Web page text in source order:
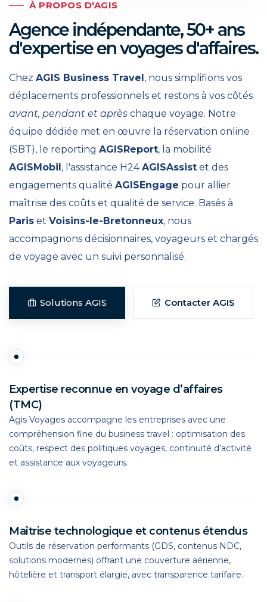
À PROPOS D'AGIS
Agence indépendante, 50+ ans
d'expertise en voyages d'affaires.
Chez AGIS Business Travel , nous simplifions vos
déplacements professionnels et restons à vos côtés
avant, pendant et après chaque voyage. Notre
équipe dédiée met en œuvre la réservation online
(SBT), le reporting AGISReport, la mobilité
AGISMobil , l'assistance H24AGISAssist et des
engagements qualité AGISEngage pour allier
maîtrise des coûts et qualité de service. Basés à
Paris et Voisins-le-Bretonneux, nous
accompagnons décisionnaires, voyageurs et chargés
de voyage avec un suivi personnalisé.
Solutions AGIS Contacter AGIS
Expertise reconnue en voyage d’affaires
(TMC)
Agis Voyages accompagne les entreprises avec une
compréhension fine du business travel : optimisation des
coûts, respect des politiques voyages, continuité d’activité
et assistance aux voyageurs.
Maîtrise technologique et contenus étendus
Outils de réservation performants (GDS, contenus NDC,
solutions modernes) offrant une couverture aérienne,
hôtelière et transport élargie, avec transparence tarifaire.